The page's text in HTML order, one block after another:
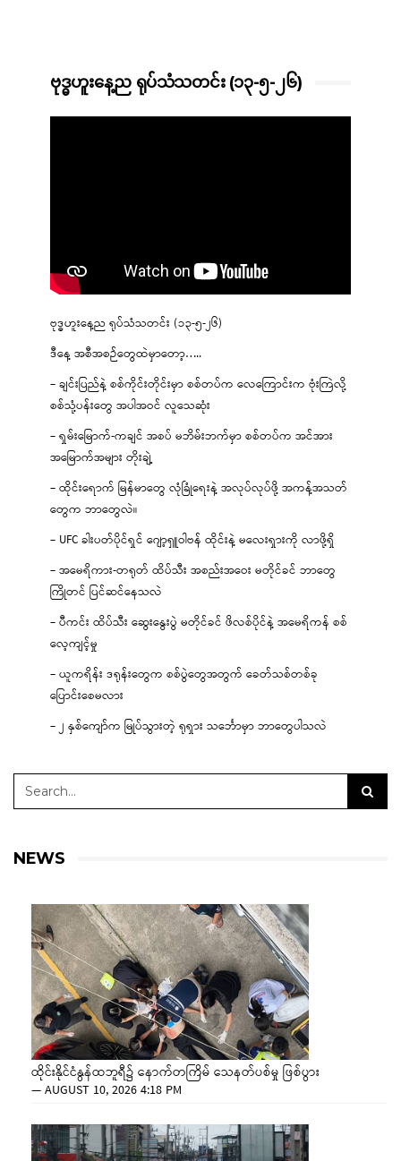
ဗုဒ္ဓဟူးနေ့ည ရုပ်သံသတင်း (၁၃-၅-၂၆)
ဗုဒ္ဓဟူးနေ့ည ရုပ်သံသတင်း (၁၃-၅-၂၆)
ဒီနေ့ အစီအစဉ်တွေထဲမှာတော့…..
– ချင်းပြည်နဲ့ စစ်ကိုင်းတိုင်းမှာ စစ်တပ်က လေကြောင်းက ဗုံးကြဲလို့
စစ်သုံ့ပန်းတွေ အပါအဝင် လူသေဆုံး
– ရှမ်းမြောက်-ကချင် အစပ် မဘိမ်းဘက်မှာ စစ်တပ်က အင်အား
အမြောက်အများ တိုးချဲ့
– ထိုင်းရောက် မြန်မာတွေ လုံခြုံရေးနဲ့ အလုပ်လုပ်ဖို့ အကန့်အသတ်
တွေက ဘာတွေလဲ။
– UFC ခါးပတ်ပိုင်ရှင် ဂျော့ရှူဝါဗန် ထိုင်းနဲ့ မလေးရှားကို လာဖို့ရှိ
– အမေရိကား-တရုတ် ထိပ်သီး အစည်းအဝေး မတိုင်ခင် ဘာတွေ
ကြိုတင် ပြင်ဆင်နေသလဲ
– ပီကင်း ထိပ်သီး ဆွေးနွေးပွဲ မတိုင်ခင် ဖိလစ်ပိုင်နဲ့ အမေရိကန် စစ်
လေ့ကျင့်မှု
– ယူကရိန်း ဒရုန်းတွေက စစ်ပွဲတွေအတွက် ခေတ်သစ်တစ်ခု
ပြောင်းစေမလား
– ၂ နှစ်ကျော်က မြုပ်သွားတဲ့ ရုရှား သင်္ဘောမှာ ဘာတွေပါသလဲ
NEWS
ထိုင်းနိုင်ငံနွန်ထဘူရီ၌ နောက်တကြိမ် သေနတ်ပစ်မှု ဖြစ်ပွား
—AUGUST 10, 2026 4:18 PM